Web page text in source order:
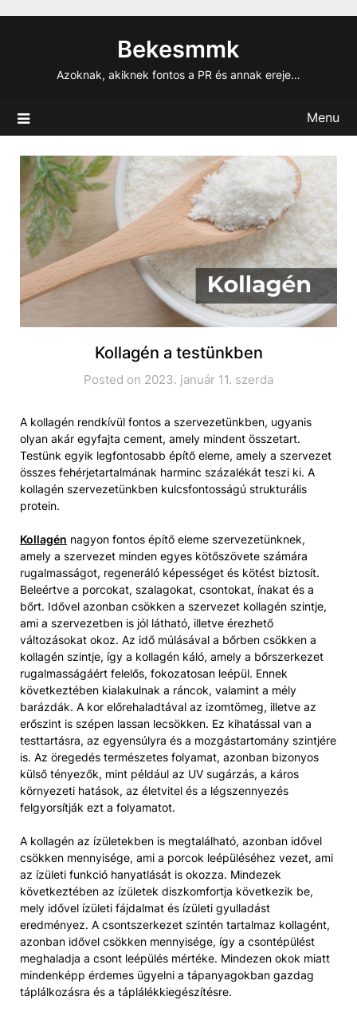
Bekesmmk
Azoknak, akiknek fontos a PR és annak ereje…
Menu
Kollagén a testünkben
Posted on 2023. január 11. szerda
A kollagén rendkívül fontos a szervezetünkben, ugyanis
olyan akár egyfajta cement, amely mindent összetart.
Testünk egyik legfontosabb építő eleme, amely a szervezet
összes fehérjetartalmának harminc százalékát teszi ki. A
kollagén szervezetünkben kulcsfontosságú strukturális
protein.
Kollagén nagyon fontos építő eleme szervezetünknek,
amely a szervezet minden egyes kötőszövete számára
rugalmasságot, regeneráló képességet és kötést biztosít.
Beleértve a porcokat, szalagokat, csontokat, ínakat és a
bőrt. Idővel azonban csökken a szervezet kollagén szintje,
ami a szervezetben is jól látható, illetve érezhető
változásokat okoz. Az idő múlásával a bőrben csökken a
kollagén szintje, így a kollagén káló, amely a bőrszerkezet
rugalmasságáért felelős, fokozatosan leépül. Ennek
következtében kialakulnak a ráncok, valamint a mély
barázdák. A kor előrehaladtával az izomtömeg, illetve az
erőszint is szépen lassan lecsökken. Ez kihatással van a
testtartásra, az egyensúlyra és a mozgástartomány szintjére
is. Az öregedés természetes folyamat, azonban bizonyos
külső tényezők, mint például az UV sugárzás, a káros
környezeti hatások, az életvitel és a légszennyezés
felgyorsítják ezt a folyamatot.
A kollagén az ízületekben is megtalálható, azonban idővel
csökken mennyisége, ami a porcok leépüléséhez vezet, ami
az ízületi funkció hanyatlását is okozza. Mindezek
következtében az ízületek diszkomfortja következik be,
mely idővel ízületi fájdalmat és ízületi gyulladást
eredményez. A csontszerkezet szintén tartalmaz kollagént,
azonban idővel csökken mennyisége, így a csontépülést
meghaladja a csont leépülés mértéke. Mindezen okok miatt
mindenképp érdemes ügyelni a tápanyagokban gazdag
táplálkozásra és a táplálékkiegészítésre.